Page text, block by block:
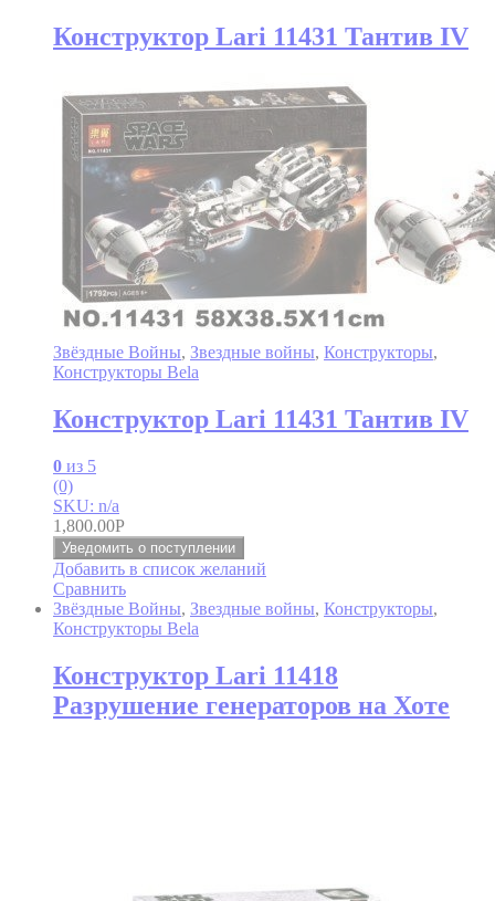
Конструктор Lari 11431 Тантив IV
Звёздные Войны, Звездные войны, Конструкторы,
Конструкторы Bela
Конструктор Lari 11431 Тантив IV
0 из 5
(0)
SKU: n/a
1,800.00Р
Уведомить о поступлении
Добавить в список желаний
Сравнить
Звёздные Войны, Звездные войны, Конструкторы,
Конструкторы Bela
Конструктор Lari 11418
Разрушение генераторов на Хоте